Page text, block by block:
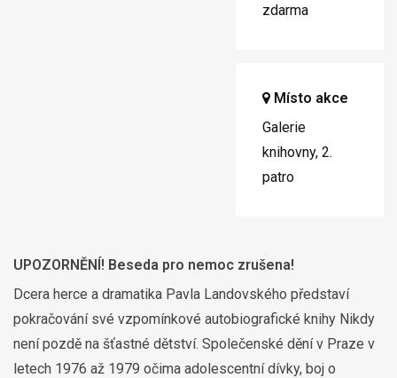
zdarma
Místo akce
Galerie
knihovny, 2.
patro
UPOZORNĚNÍ! Beseda pro nemoc zrušena!
Dcera herce a dramatika Pavla Landovského představí
pokračování své vzpomínkové autobiografické knihy Nikdy
není pozdě na šťastné dětství. Společenské dění v Praze v
letech 1976 až 1979 očima adolescentní dívky, boj o